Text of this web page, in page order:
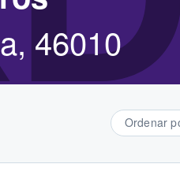
46010
Ordenar